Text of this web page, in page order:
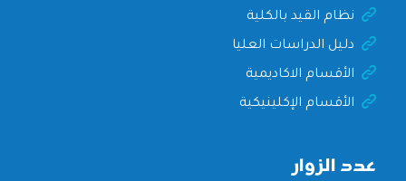
نظام القيد بالكلية
دليل الدراسات العليا
الأقسام الاكاديمية
الأقسام الإكلينيكية
عدد الزوار